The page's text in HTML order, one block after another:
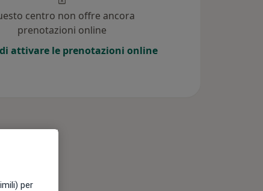
centro non offre ancora
prenotazioni online
attivare le prenotazioni online
per